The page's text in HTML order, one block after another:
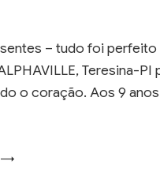
– tudo foi
Teresina-
o coração. Aos 9
→